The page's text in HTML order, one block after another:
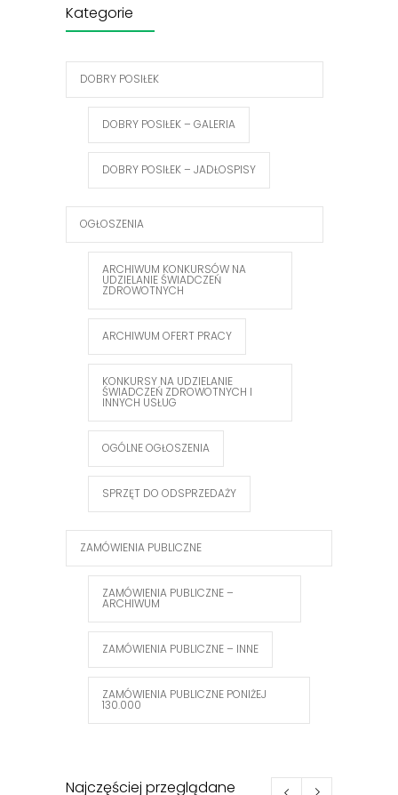
Kategorie
DOBRY POSIŁEK
DOBRY POSIŁEK – GALERIA
DOBRY POSIŁEK – JADŁOSPISY
OGŁOSZENIA
ARCHIWUM KONKURSÓW NA
UDZIELANIE ŚWIADCZEŃ
ZDROWOTNYCH
ARCHIWUM OFERT PRACY
KONKURSY NA UDZIELANIE
ŚWIADCZEŃ ZDROWOTNYCH I
INNYCH USŁUG
OGÓLNE OGŁOSZENIA
SPRZĘT DO ODSPRZEDAŻY
ZAMÓWIENIA PUBLICZNE
ZAMÓWIENIA PUBLICZNE –
ARCHIWUM
ZAMÓWIENIA PUBLICZNE – INNE
ZAMÓWIENIA PUBLICZNE PONIŻEJ
130.000
Najczęściej przeglądane